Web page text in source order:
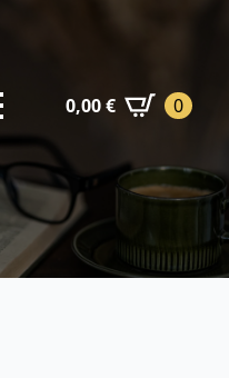
0,00€ 0